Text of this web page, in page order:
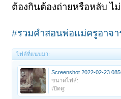
ต้องกินต้องถ่ายหรือหลับ ไ
#รวมคำสอนพ่อแม่ครูอาจา
ไฟล์ที่แนบมา:
Screenshot 2022-02-23
ขนาดไฟล์:
เปิดดู: